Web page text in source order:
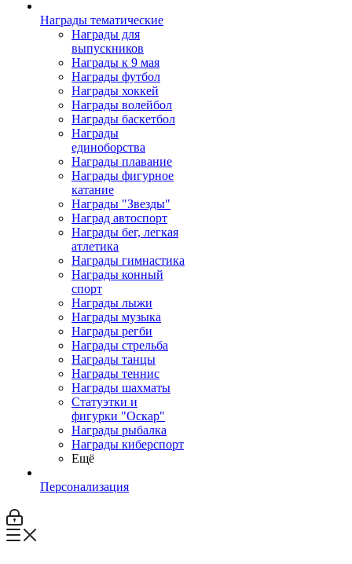
Награды тематические
Награды для
выпускников
Награды к 9 мая
Награды футбол
Награды хоккей
Награды волейбол
Награды баскетбол
Награды
единоборства
Награды плавание
Награды фигурное
катание
Награды "Звезды"
Наград автоспорт
Награды бег, легкая
атлетика
Награды гимнастика
Награды конный
спорт
Награды лыжи
Награды музыка
Награды регби
Награды стрельба
Награды танцы
Награды теннис
Награды шахматы
Статуэтки и
фигурки "Оскар"
Награды рыбалка
Награды киберспорт
Ещё
Персонализация